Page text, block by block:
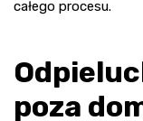
całego procesu.
poza